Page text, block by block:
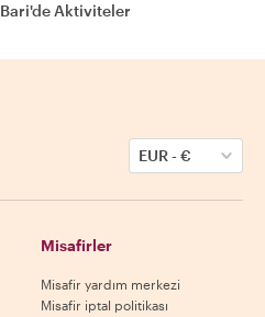
Bari'de Aktiviteler
EUR-€
Misafirler
Misafir yardım merkezi
Misafir iptal politikası